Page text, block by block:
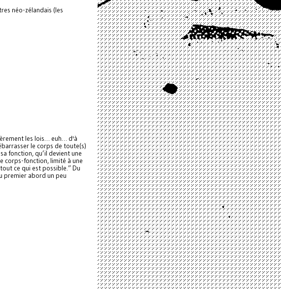
néo-zélandais (les
les lois… euh… d'à
le corps de toute(s)
fonction, qu’il devient une
corps-fonction, limité à une
ce qui est possible.” Du
premier abord un peu